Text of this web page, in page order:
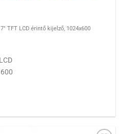
TFT LCD érintő kijelző, 1024x600